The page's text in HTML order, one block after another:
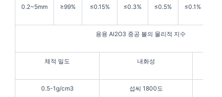
0.2~5mm ≥99% ≤0.15% ≤0.3% ≤0.5% ≤0.1%
용융 Al2O3 중공 볼의 물리적 지수
체적 밀도 내화성
0.5-1g/cm3 섭씨 1800도